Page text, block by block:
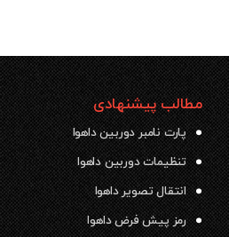
مطالب پیشنهادی
پارت نامبر دوربین داهوا
تنظیمات دوربین داهوا
انتقال تصویر داهوا
رمز پیش فرض داهوا